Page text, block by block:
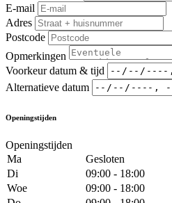
E-mail
Adres
Postcode
Opmerkingen
Voorkeur datum & tijd
Alternatieve datum
Openingstijden
Openingstijden
Ma
Gesloten
Di
09:00 - 18:00
Woe
09:00 - 18:00